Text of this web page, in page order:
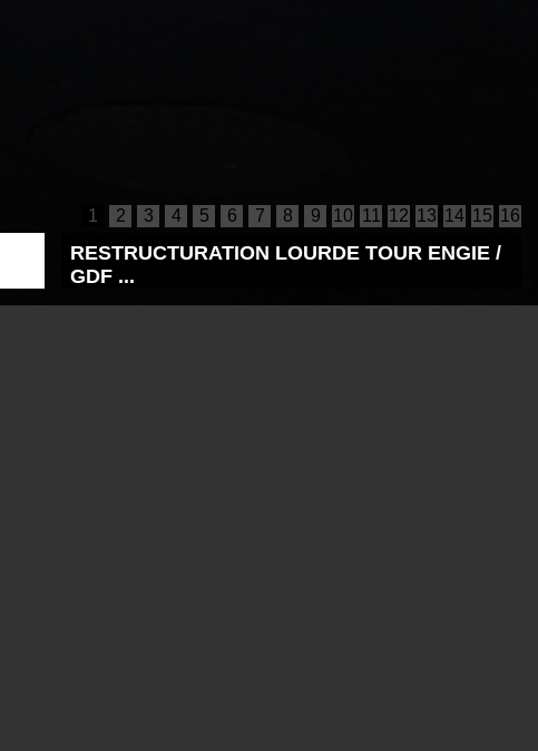
16
15
14
13
12
11
10
9
8
7
6
5
4
3
2
1
RESTRUCTURATION LOURDE TOUR ENGIE /
GDF ...